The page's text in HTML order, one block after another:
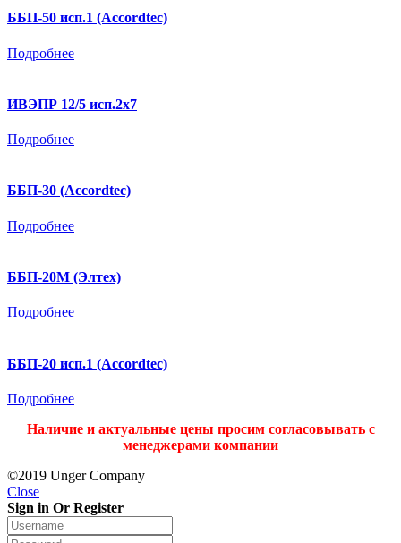
ББП-50 исп.1 (Accordtec)
Подробнее
ИВЭПР 12/5 исп.2х7
Подробнее
ББП-30 (Accordtec)
Подробнее
ББП-20М (Элтех)
Подробнее
ББП-20 исп.1 (Accordtec)
Подробнее
Наличие и актуальные цены просим согласовывать с
менеджерами компании
©2019 Unger Company
Close
Sign in Or Register